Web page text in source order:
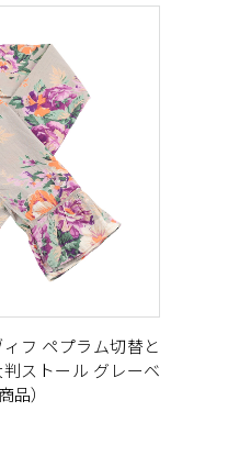
フ ペプラム切替と
ストール グレーベ
品）